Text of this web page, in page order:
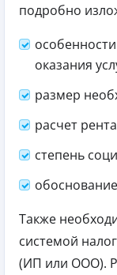
подробно
особенности
оказания
размер
расчет
степень
Также
системой
(ИП или ООО).